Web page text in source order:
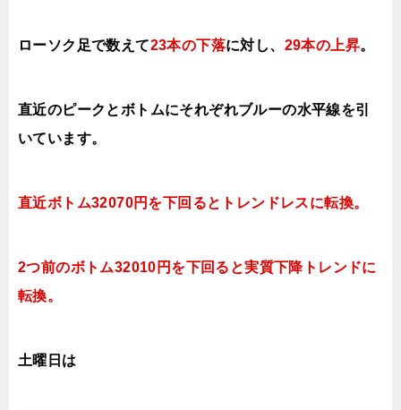
ローソク足で数えて23本の下落に対し、 29本の上昇。
直近のピークとボトムにそれぞれブルーの水平線を引
いています。
直近ボトム32070円を下回るとトレンドレスに転換。
2つ前のボトム32010円を下回ると実質下降トレンドに
転換。
土曜日は